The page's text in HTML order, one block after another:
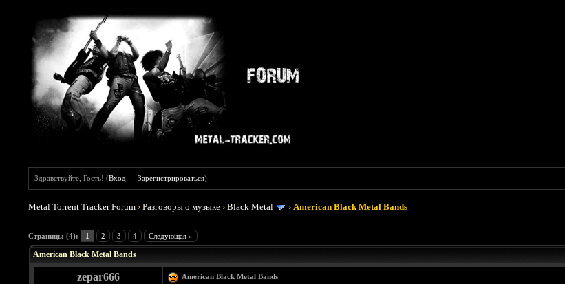
Здравствуйте, Гость! (Вход —Зарегистрироваться)
Metal Torrent Tracker Forum ›Разговоры о музыке ›Black Metal ›American Black Metal Bands
Страницы (4): 1 2 3 4 Следующая »
Голосов: 2 - Средняя оценка: 5
12345
American Black Metal Bands
zepar666 American Black Metal Bands